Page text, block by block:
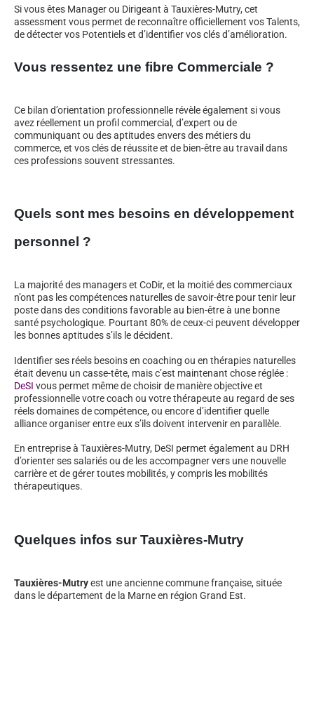
Si vous êtes Manager ou Dirigeant à Tauxières-Mutry, cet
assessment vous permet de reconnaître officiellement vos Talents,
de détecter vos Potentiels et d’identifier vos clés d’amélioration.
Vous ressentez une fibre Commerciale ?
Ce bilan d’orientation professionnelle révèle également si vous
avez réellement un profil commercial, d’expert ou de
communiquant ou des aptitudes envers des métiers du
commerce, et vos clés de réussite et de bien-être au travail dans
ces professions souvent stressantes.
Quels sont mes besoins en développement
personnel ?
La majorité des managers et CoDir, et la moitié des commerciaux
n’ont pas les compétences naturelles de savoir-être pour tenir leur
poste dans des conditions favorable au bien-être à une bonne
santé psychologique. Pourtant 80% de ceux-ci peuvent développer
les bonnes aptitudes s’ils le décident.
Identifier ses réels besoins en coaching ou en thérapies naturelles
était devenu un casse-tête, mais c’est maintenant chose réglée :
DeSI vous permet même de choisir de manière objective et
professionnelle votre coach ou votre thérapeute au regard de ses
réels domaines de compétence, ou encore d’identifier quelle
alliance organiser entre eux s’ils doivent intervenir en parallèle.
En entreprise à Tauxières-Mutry, DeSI permet également au DRH
d’orienter ses salariés ou de les accompagner vers une nouvelle
carrière et de gérer toutes mobilités, y compris les mobilités
thérapeutiques.
Quelques infos sur Tauxières-Mutry
Tauxières-Mutryest une ancienne commune française, située
dans le département de la Marne en région Grand Est.